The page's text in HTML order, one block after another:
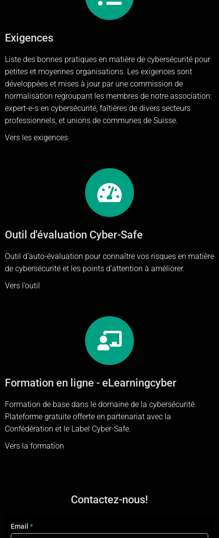
Exigences
Liste des bonnes pratiques en matière de cybersécurité pour
petites et moyennes organisations. Les exigences sont
développées et mises à jour par une commission de
normalisation regroupant les membres de notre association:
expert-e-s en cybersécurité, faîtières de divers secteurs
professionnels, et unions de communes de Suisse.
Vers les exigences
Outil d'évaluation Cyber-Safe
Outil d’auto-évaluation pour connaître vos risques en matière
de cybersécurité et les points d’attention à améliorer.
Vers l’outil
Formation en ligne - eLearningcyber
Formation de base dans le domaine de la cybersécurité.
Plateforme gratuite offerte en partenariat avec la
Confédération et le Label Cyber-Safe.
Vers la formation
Contactez-nous!
Contact
Email *